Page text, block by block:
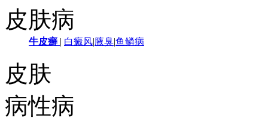
皮肤病
牛皮癣 | 白癜风|腋臭|鱼鳞病
皮肤
病性病